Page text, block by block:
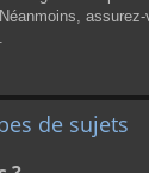
de sujets